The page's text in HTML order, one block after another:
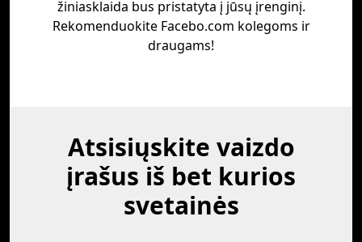
žiniasklaida bus pristatyta į jūsų įrenginį.
Rekomenduokite Facebo.com kolegoms ir
draugams!
Atsisiųskite vaizdo
įrašus iš bet kurios
svetainės